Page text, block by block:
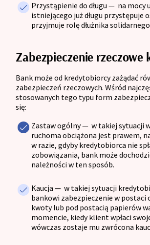
Przystąpienie do długu — na mocy
istniejącego już długu przystępuje
przyjmuje rolę dłużnika
Zabezpieczenie rzeczowe
Bank może od kredytobiorcy zażądać
zabezpieczeń rzeczowych. Wśród
stosowanych tego typu form
się:
Zastaw ogólny— w takiej sytuacji
ruchoma obciążona jest prawem,
w razie, gdyby kredytobiorca nie
zobowiązania, bank może
należności w ten sposób.
Kaucja — w takiej sytuacji
bankowi zabezpieczenie w postaci
kwoty lub pod postacią papierów
momencie, kiedy klient wpłaci
wówczas zostaje mu zwrócona